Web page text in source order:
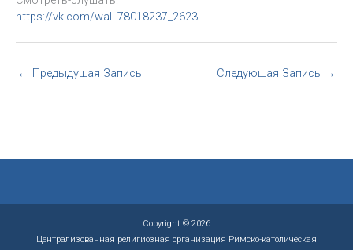
https://vk.com/wall-78018237_2623
← Предыдущая Запись Следующая Запись →
Copyright © 2026
Централизованная религиозная организация Римско-католическая